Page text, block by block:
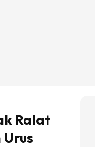
Ralat